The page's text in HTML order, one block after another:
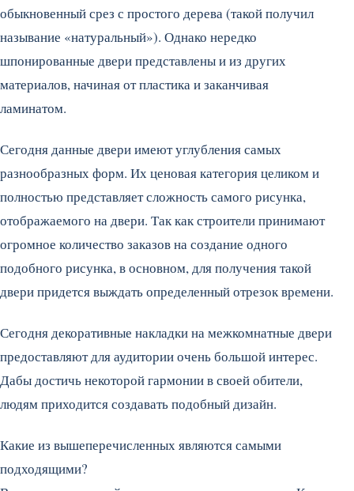
обыкновенный срез с простого дерева (такой получил
называние «натуральный»). Однако нередко
шпонированные двери представлены и из других
материалов, начиная от пластика и заканчивая
ламинатом.
Сегодня данные двери имеют углубления самых
разнообразных форм. Их ценовая категория целиком и
полностью представляет сложность самого рисунка,
отображаемого на двери. Так как строители принимают
огромное количество заказов на создание одного
подобного рисунка, в основном, для получения такой
двери придется выждать определенный отрезок времени.
Сегодня декоративные накладки на межкомнатные двери
предоставляют для аудитории очень большой интерес.
Дабы достичь некоторой гармонии в своей обители,
людям приходится создавать подобный дизайн.
Какие из вышеперечисленных являются самыми
подходящими?